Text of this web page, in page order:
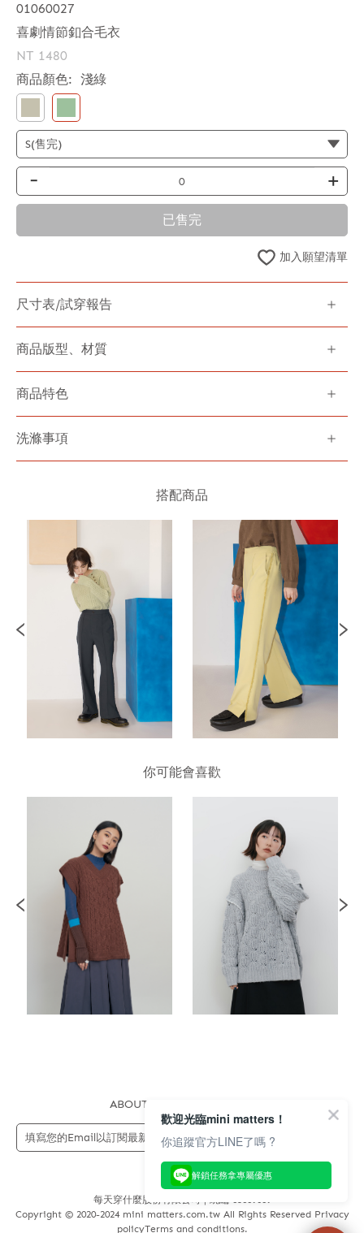
01060027
喜劇情節釦合毛衣
NT 1480
商品顏色: 淺綠
- +
已售完
加入願望清單
尺寸表/試穿報告
商品版型、材質
商品特色
洗滌事項
搭配商品
你可能會喜歡
ABOUT US
每天穿什麼股份有限公司 | 統編 83689089
Copyright © 2020-2024 mini matters.com.tw All Rights Reserved Privacy
policyTerms and conditions.
歡迎光臨mini matters！
你追蹤官方LINE了嗎 ?
解鎖任務拿專屬優惠